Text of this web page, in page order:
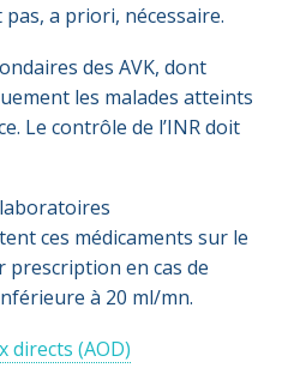
pas, a priori, nécessaire.
des AVK, dont
les malades atteints
Le contrôle de l’INR doit
ces médicaments sur le
prescription en cas de
à 20 ml/mn.
directs (AOD)